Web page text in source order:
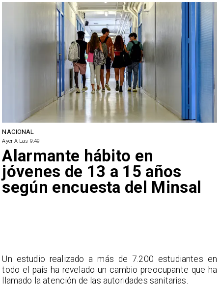
NACIONAL
Ayer A Las 9:49
Alarmante hábito en
jóvenes de 13 a 15 años
según encuesta del Minsal
Un estudio realizado a más de 7.200 estudiantes en
todo el país ha revelado un cambio preocupante que ha
llamado la atención de las autoridades sanitarias.